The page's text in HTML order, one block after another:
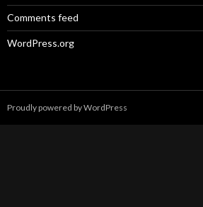
Comments feed
WordPress.org
Proudly powered by WordPress